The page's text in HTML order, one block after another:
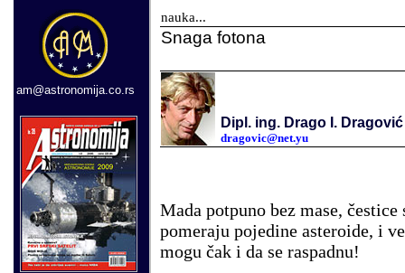
am@astronomija.co.rs
nauka...
Snaga fotona
Dipl. ing. Drago I. Dragović
dragovic@net.yu
Mada potpuno bez mase,
pomeraju pojedine asteroide, i
mogu čak i da se raspadnu!